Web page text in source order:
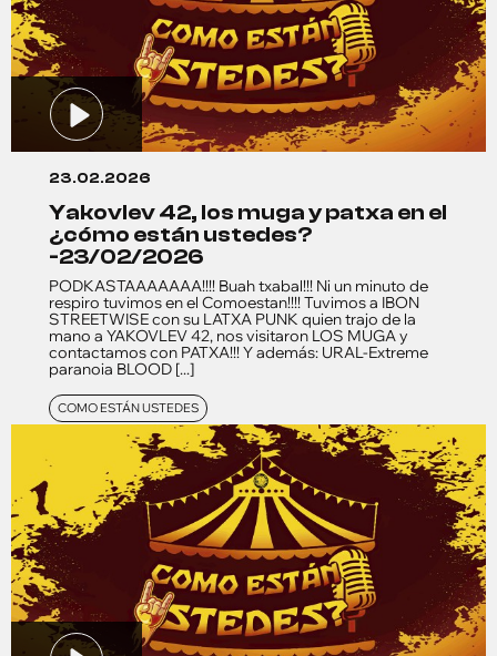
23.02.2026
yakovlev 42, los muga y patxa en el
¿cómo están ustedes?
-23/02/2026
PODKASTAAAAAAA!!!! Buah txabal!!! Ni un minuto de
respiro tuvimos en el Comoestan!!!! Tuvimos a IBON
STREETWISE con su LATXA PUNK quien trajo de la
mano a YAKOVLEV 42, nos visitaron LOS MUGA y
contactamos con PATXA!!! Y además: URAL-Extreme
paranoia BLOOD [...]
COMO ESTÁN USTEDES